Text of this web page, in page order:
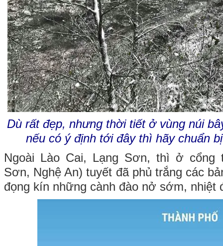
Dù rất đẹp, nhưng thời tiết ở vùng núi
nếu có ý định tới đây thì hãy chuẩn
Ngoài Lào Cai, Lạng Sơn, thì ở cổng
Sơn, Nghệ An) tuyết đã phủ trắng các
đọng kín những cành đào nở sớm, nhiệt